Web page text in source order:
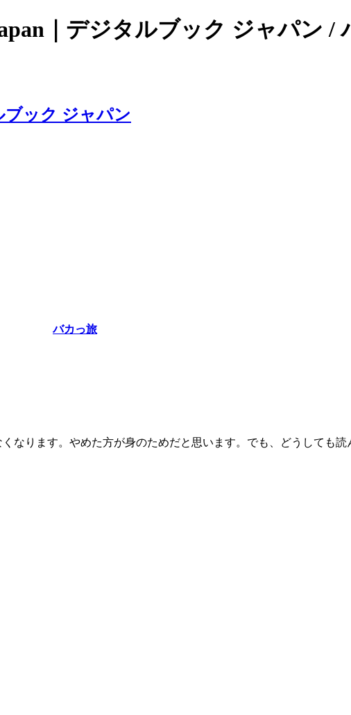
｜デジタルブック ジャパン /
ブック ジャパン
バカっ旅
なります。やめた方が身のためだと思います。でも、どうしても